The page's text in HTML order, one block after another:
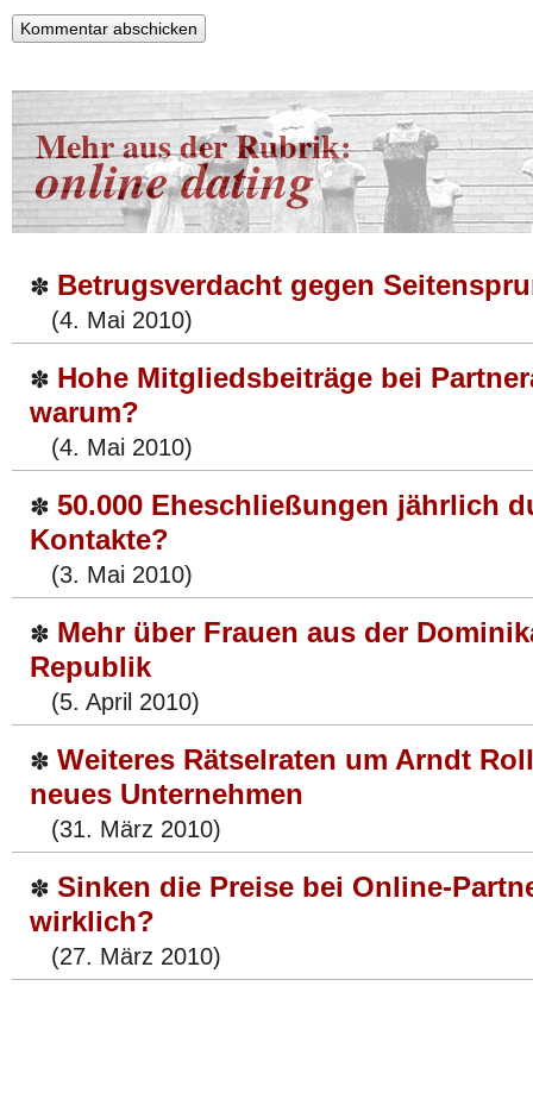
Mehr aus der Rubrik:
online dating
✽ Betrugsverdacht gegen
(4. Mai 2010)
✽ Hohe Mitgliedsbeiträge bei
warum?
(4. Mai 2010)
✽ 50.000 Eheschließungen jährlich
Kontakte?
(3. Mai 2010)
✽ Mehr über Frauen aus der
Republik
(5. April 2010)
✽ Weiteres Rätselraten um Arndt
neues Unternehmen
(31. März 2010)
✽ Sinken die Preise bei Online-
wirklich?
(27. März 2010)